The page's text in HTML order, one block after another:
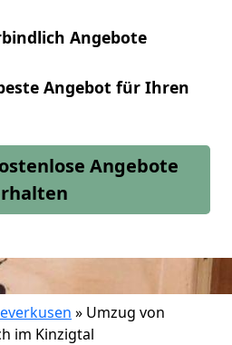
Angebote
Angebot für Ihren
Angebote
» Umzug von
im Kinzigtal